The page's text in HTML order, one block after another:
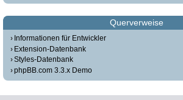
Querverweise
Informationen für Entwickler
Extension-Datenbank
Styles-Datenbank
phpBB.com 3.3.x Demo